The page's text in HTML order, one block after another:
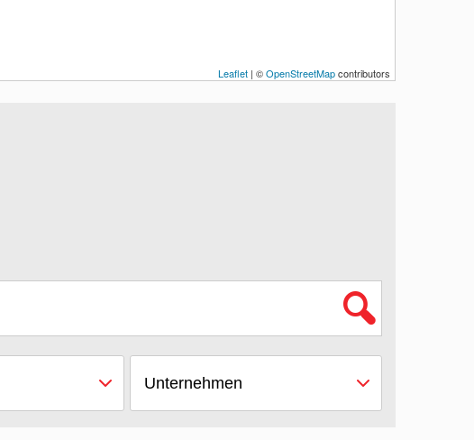
Leaflet | ©OpenStreetMapcontributors
Unternehmen